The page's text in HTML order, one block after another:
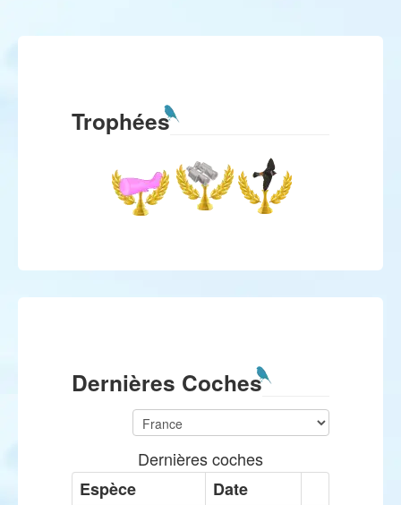
Trophées
Dernières Coches
Dernières coches
Espèce
Date